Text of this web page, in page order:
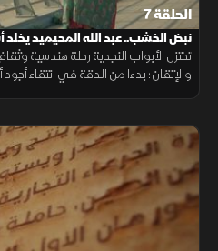
الحلقة 7
نبض الخشب.. عبد الله المحيميد يخلد
تختزل الأبواب النجدية رحلة هندسية
والإتقان؛ بدءا من الدقة في انتقاء